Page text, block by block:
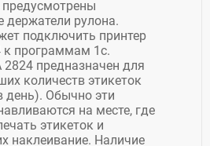
предусмотрены
держатели рулона.
подключить принтер
к программам 1с.
2824 предназначен для
количеств этикеток
день). Обычно эти
на месте, где
этикеток и
наклеивание. Наличие